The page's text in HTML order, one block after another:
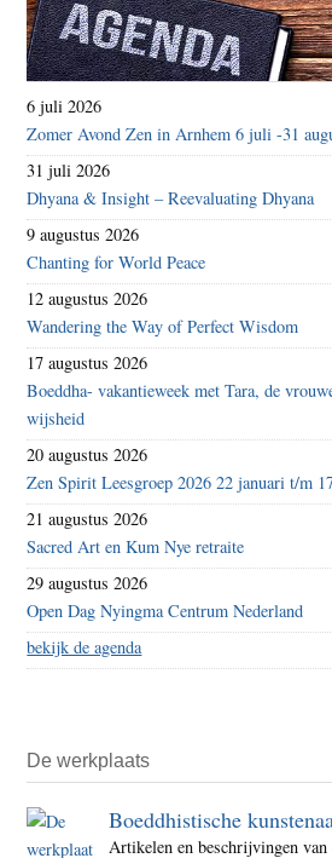
6 juli 2026
Zomer Avond Zen in Arnhem 6 juli -31
31 juli 2026
Dhyana & Insight – Reevaluating Dhyana
9 augustus 2026
Chanting for World Peace
12 augustus 2026
Wandering the Way of Perfect Wisdom
17 augustus 2026
Boeddha- vakantieweek met Tara, de
wijsheid
20 augustus 2026
Zen Spirit Leesgroep 2026 22 januari t/m
21 augustus 2026
Sacred Art en Kum Nye retraite
29 augustus 2026
Open Dag Nyingma Centrum Nederland
bekijk de agenda
De werkplaats
Boeddhistische
Artikelen en beschrijvingen van